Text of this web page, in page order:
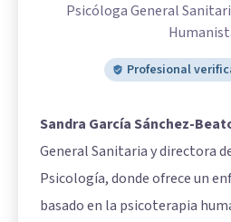
Psicóloga General
Profesional
Sandra García Sánchez-
General Sanitaria y directora
Psicología, donde ofrece un
basado en la psicoterapia